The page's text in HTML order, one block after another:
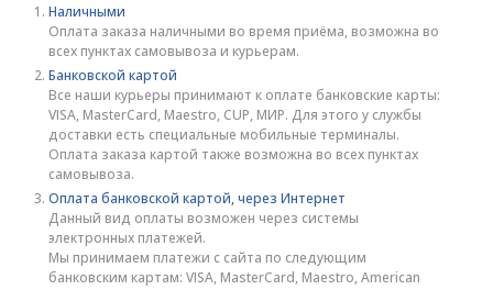
Наличными
Оплата заказа наличными во время приёма, возможна во
всех пунктах самовывоза и курьерам.
Банковской картой
Все наши курьеры принимают к оплате банковские карты:
VISA, MasterCard, Maestro, CUP, МИР. Для этого у службы
доставки есть специальные мобильные терминалы.
Оплата заказа картой также возможна во всех пунктах
самовывоза.
Оплата банковской картой, через Интернет
Данный вид оплаты возможен через системы
электронных платежей.
Мы принимаем платежи с сайта по следующим
банковским картам: VISA, MasterCard, Maestro, American